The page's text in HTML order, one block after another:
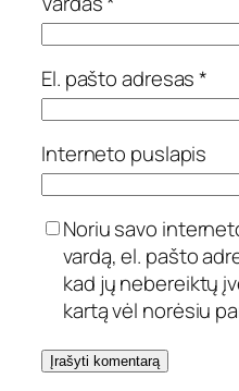
El. pašto adresas*
Interneto puslapis
Noriu savo
vardą, el. pašto
kad jų nebereiktų
kartą vėl norėsiu